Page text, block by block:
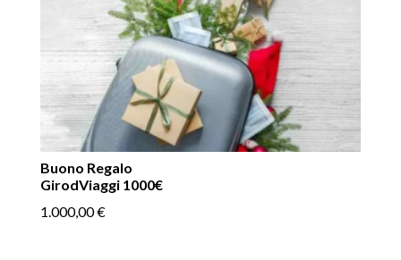
Buono Regalo
GirodViaggi 1000€
1.000,00€